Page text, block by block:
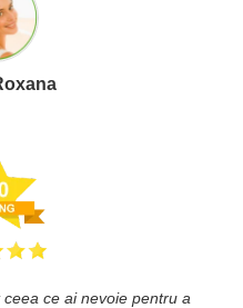
ce ai nevoie pentru a